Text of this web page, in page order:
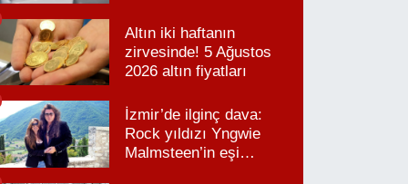
Altın iki haftanın
zirvesinde! 5 Ağustos
2026 altın fiyatları
İzmir’de ilginç dava:
Rock yıldızı Yngwie
Malmsteen’in eşi